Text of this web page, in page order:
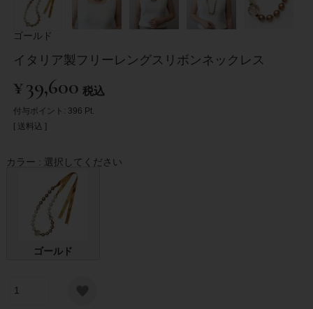
ゴールド
イタリア製フリーレングスリボンネックレス
¥39,600 税込
付与ポイント: 396 Pt.
送料込
カラー 選択してください
ゴールド